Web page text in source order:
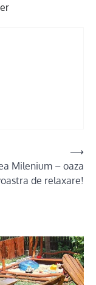
Milenium – oaza
de relaxare!
⟶